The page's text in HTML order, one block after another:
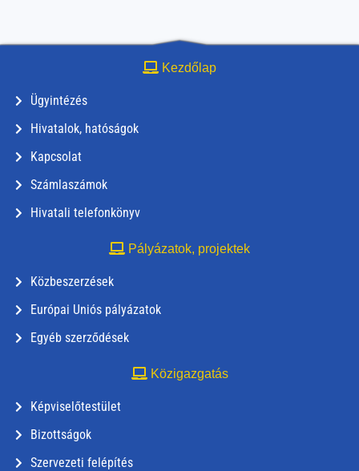
Kezdőlap
Ügyintézés
Hivatalok, hatóságok
Kapcsolat
Számlaszámok
Hivatali telefonkönyv
Pályázatok, projektek
Közbeszerzések
Európai Uniós pályázatok
Egyéb szerződések
Közigazgatás
Képviselőtestület
Bizottságok
Szervezeti felépítés